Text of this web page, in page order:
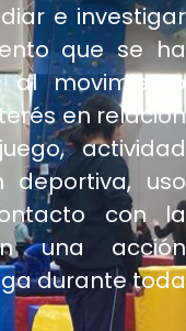
e investigar
que se ha
al movimiento
en relación
actividad
deportiva, uso
con la
una acción
durante toda